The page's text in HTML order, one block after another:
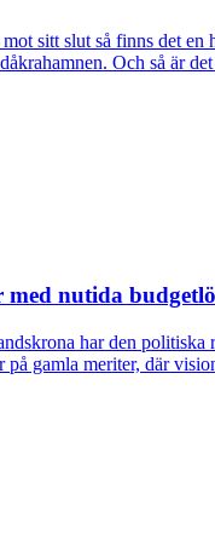
sitt slut så finns det
Och så är
med nutida
har den politiska
gamla meriter, där